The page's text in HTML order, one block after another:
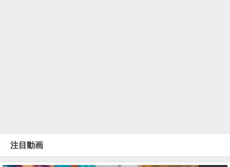
注目動画